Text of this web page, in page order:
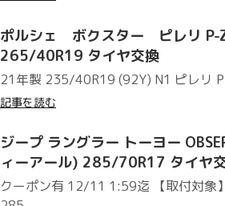
ポルシェ ボクスター ピレリ P-
265/40R19 タイヤ交換
21年製 235/40R19 (92Y) N1 ピレリ P
記事を読む
ジープ ラングラー トーヨー
ィーアール) 285/70R17 タイヤ
クーポン有 12/11 1:59迄 【取付対象